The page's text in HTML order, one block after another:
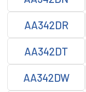
AA342DR
AA342DT
AA342DW